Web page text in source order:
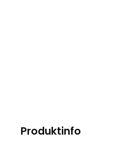
Produktinfo